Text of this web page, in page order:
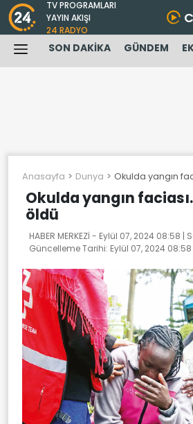
TV PROGRAMLARI
YAYIN AKIŞI
24 RADYO
SON DAKİKA GÜNDEM
Anasayfa Dunya Okulda yangın
Okulda yangın
öldü
HABER MERKEZİ - Eylül 07, 2024 08:58 |
Güncelleme Tarihi: Eylül 07, 2024 08:58